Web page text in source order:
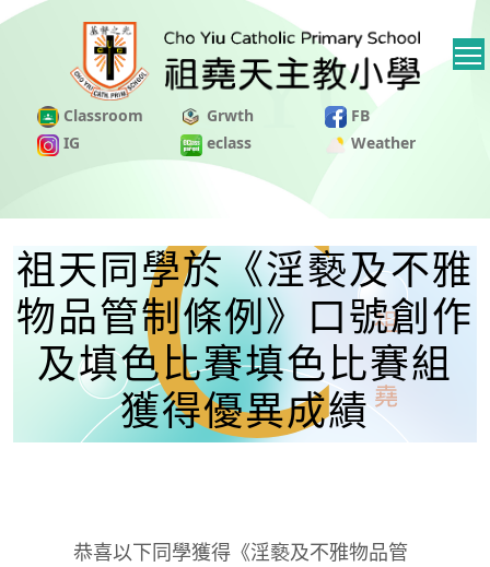
Classroom Grwth
FB
IG
eclass Weather
祖天同學於《淫褻及不雅
物品管制條例》口號創作
及填色比賽填色比賽組
獲得優異成績
恭喜以下同學獲得《淫褻及不雅物品管